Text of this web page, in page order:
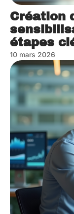
Création
étapes
10 mars 2026